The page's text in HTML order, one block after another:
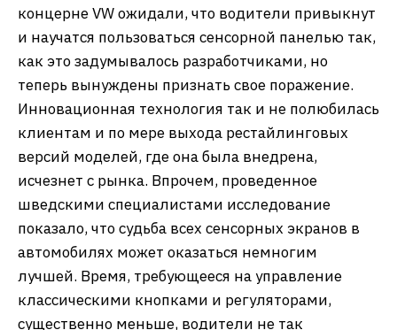
концерне VW ожидали, что водители привыкнут
и научатся пользоваться сенсорной панелью так,
как это задумывалось разработчиками, но
теперь вынуждены признать свое поражение.
Инновационная технология так и не полюбилась
клиентам и по мере выхода рестайлинговых
версий моделей, где она была внедрена,
исчезнет с рынка. Впрочем, проведенное
шведскими специалистами исследование
показало, что судьба всех сенсорных экранов в
автомобилях может оказаться немногим
лучшей. Время, требующееся на управление
классическими кнопками и регуляторами,
существенно меньше, водители не так